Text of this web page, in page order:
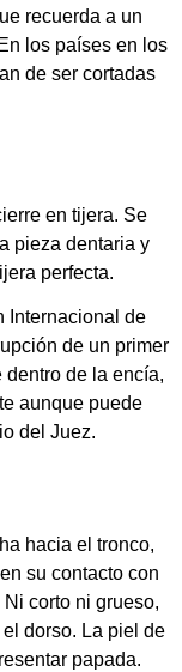
recuerda a un
los países en los
de ser cortadas
en tijera. Se
pieza dentaria y
perfecta.
Internacional de
de un primer
dentro de la encía,
aunque puede
del Juez.
hacia el tronco,
su contacto con
corto ni grueso,
dorso. La piel de
papada.